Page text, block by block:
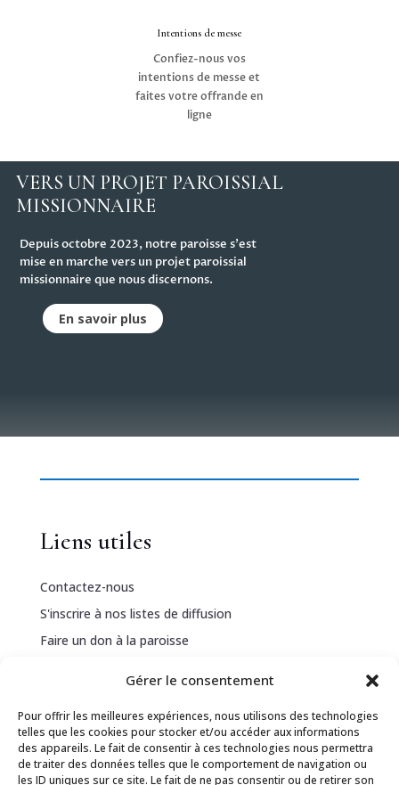
Gérer le consentement
Pour offrir les meilleures expériences, nous utilisons des technologies
telles que les cookies pour stocker et/ou accéder aux informations
des appareils. Le fait de consentir à ces technologies nous permettra
de traiter des données telles que le comportement de navigation ou
les ID uniques sur ce site. Le fait de ne pas consentir ou de retirer son
Intentions de messe
Confiez-nous vos
intentions de messe et
faites votre offrande en
ligne
VERS UN PROJET PAROISSIAL
MISSIONNAIRE
Depuis octobre 2023, notre paroisse s'est
mise en marche vers un projet paroissial
missionnaire que nous discernons.
En savoir plus
Liens utiles
Contactez-nous
S'inscrire à nos listes de diffusion
Faire un don à la paroisse
Politique de confidentialité
Politique de cookies